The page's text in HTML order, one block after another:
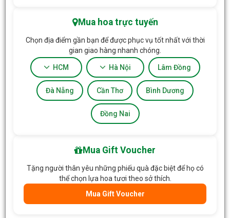
Mua hoa trực tuyến
Chọn địa điểm gần bạn để được phục vụ tốt nhất với thời
gian giao hàng nhanh chóng.
HCM Hà Nội Lâm Đồng
Đà Nẵng Cần Thơ Bình Dương
Đồng Nai
Mua Gift Voucher
Tặng người thân yêu những phiếu quà đặc biệt để họ có
thể chọn lựa hoa tươi theo sở thích.
Mua Gift Voucher